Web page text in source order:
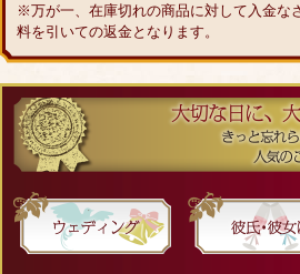
※万が一、在庫切れの商品に対して入金な
料を引いての返金となります。